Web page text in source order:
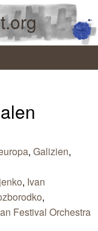
, Galizien,
, Ivan
,
Festival Orchestra